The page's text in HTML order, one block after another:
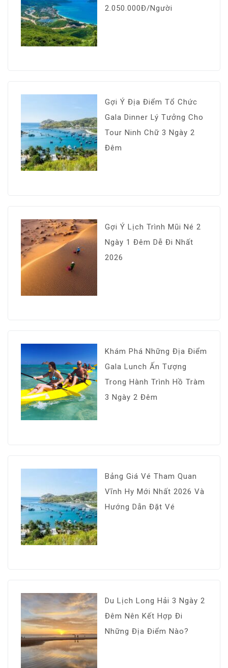
2.050.000Đ/Người
Gợi Ý Địa Điểm Tổ Chức
Gala Dinner Lý Tưởng Cho
Tour Ninh Chữ 3 Ngày 2
Đêm
Gợi Ý Lịch Trình Mũi Né 2
Ngày 1 Đêm Dễ Đi Nhất
2026
Khám Phá Những Địa Điểm
Gala Lunch Ấn Tượng
Trong Hành Trình Hồ Tràm
3 Ngày 2 Đêm
Bảng Giá Vé Tham Quan
Vĩnh Hy Mới Nhất 2026 Và
Hướng Dẫn Đặt Vé
Du Lịch Long Hải 3 Ngày 2
Đêm Nên Kết Hợp Đi
Những Địa Điểm Nào?